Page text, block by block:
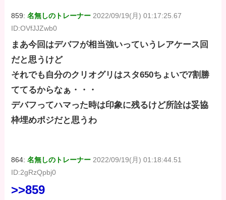
859:名無しのトレーナー 2022/09/19(月) 01:17:25.67
ID:OVfJJZwb0
まあ今回はデバフが相当強いっていうレアケース回
だと思うけど
それでも自分のクリオグリはスタ650ちょいで7割勝
ててるからなぁ・・・
デバフってハマった時は印象に残るけど所詮は妥協
枠埋めポジだと思うわ
864:名無しのトレーナー 2022/09/19(月) 01:18:44.51
ID:2gRzQpbj0
>>859